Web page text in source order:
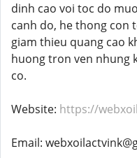
dinh cao voi toc do
canh do, he thong con
giam thieu quang cao
huong tron ven nhung
co.
Website: https://
Email: